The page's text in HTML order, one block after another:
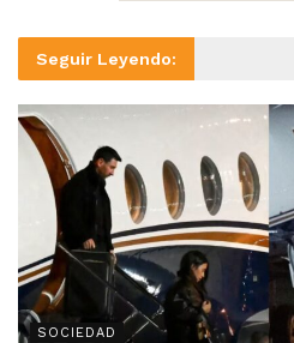
Seguir Leyendo:
SOCIEDAD